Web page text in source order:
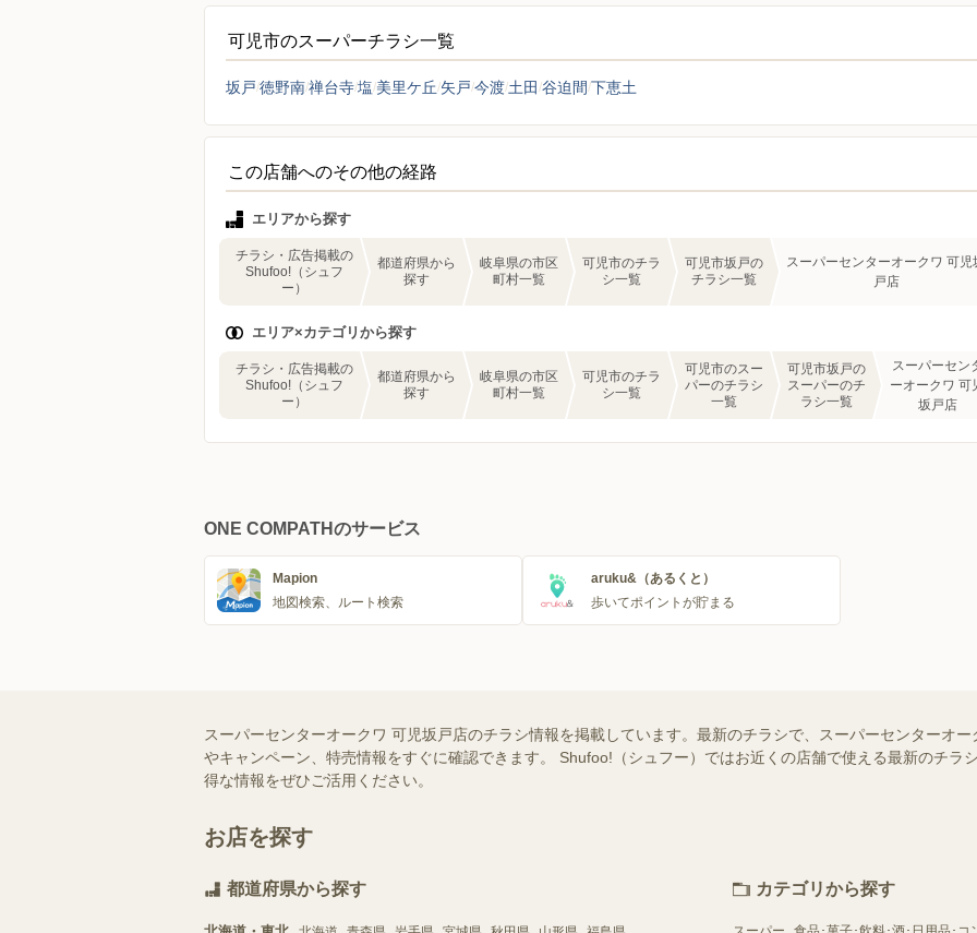
可児市のスーパーチラシ一覧
坂戸 徳野南禅台寺塩 美里ケ丘 矢戸 今渡 土田 谷迫間 下恵土
この店舗へのその他の経路
エリアから探す
チラシ・広告掲載の
Shufoo!（シュフ
ー）
都道府県から
探す
岐阜県の市区
町村一覧
可児市のチラ
シ一覧
可児市坂戸の
チラシ一覧
スーパーセンターオークワ 可児
戸店
エリア×カテゴリから探す
チラシ・広告掲載の
Shufoo!（シュフ
ー）
都道府県から
探す
岐阜県の市区
町村一覧
可児市のチラ
シ一覧
可児市のスー
パーのチラシ
一覧
可児市坂戸の
スーパーのチ
ラシ一覧
スーパーセン
ーオークワ 可
坂戸店
ONE COMPATHのサービス
Mapion
地図検索、ルート検索
aruku&（あるくと）
歩いてポイントが貯まる
スーパーセンターオークワ 可児坂戸店のチラシ情報を掲載しています。最新のチラシで、スーパーセンターオ
やキャンペーン、特売情報をすぐに確認できます。 Shufoo!（シュフー）ではお近くの店舗で使える最新のチラ
得な情報をぜひご活用ください。
お店を探す
都道府県から探す カテゴリから探す